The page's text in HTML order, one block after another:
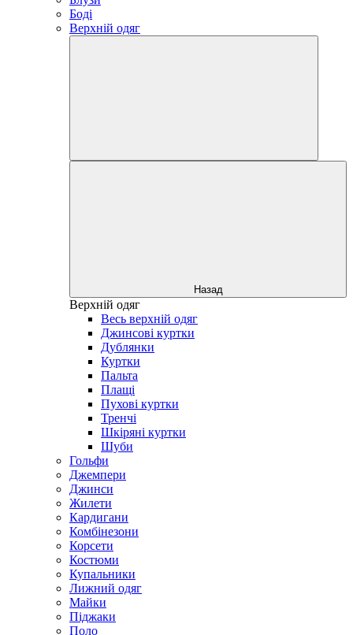
Боді
Верхній одяг
Назад
Верхній одяг
Весь верхній одяг
Джинсові куртки
Дублянки
Куртки
Пальта
Плащі
Пухові куртки
Тренчі
Шкіряні куртки
Шуби
Гольфи
Джемпери
Джинси
Жилети
Кардигани
Комбінезони
Корсети
Костюми
Купальники
Лижний одяг
Майки
Піджаки
Поло